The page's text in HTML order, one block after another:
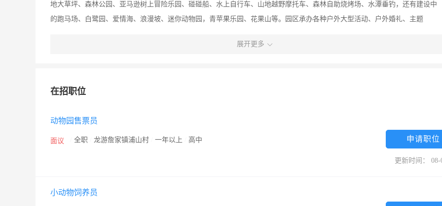
地大草坪、森林公园、亚马逊树上冒险乐园、碰碰船、水上自行车、山地越野摩托车、森林自助烧烤场、水潭垂钓，还有建设中
的跑马场、白鹭园、爱情海、浪漫坡、迷你动物园，青苹果乐园、花果山等。园区承办各种户外大型活动、户外婚礼、主题
闲旅游，农业种养殖、农产品销售，姑蔑城文化创意，商业养老地产四位一体的商业综合体，以实现生态效益、经济效益和社会
展开更多
在招职位
动物园售票员
面议 全职 龙游詹家镇浦山村 一年以上 高中 申请职位
更新时间： 08-
小动物饲养员